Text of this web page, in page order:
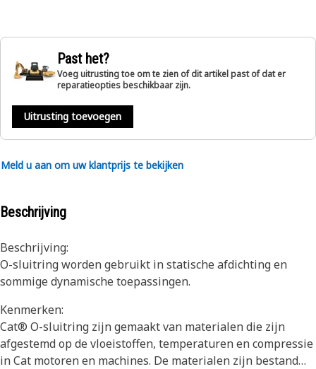
Past het?
Voeg uitrusting toe om te zien of dit artikel past of dat er
reparatieopties beschikbaar zijn.
Uitrusting toevoegen
Meld u aan om uw klantprijs te bekijken
Beschrijving
Beschrijving:
O-sluitring worden gebruikt in statische afdichting en
sommige dynamische toepassingen.
Kenmerken:
Cat® O-sluitring zijn gemaakt van materialen die zijn
afgestemd op de vloeistoffen, temperaturen en compressie
in Cat motoren en machines. De materialen zijn bestand